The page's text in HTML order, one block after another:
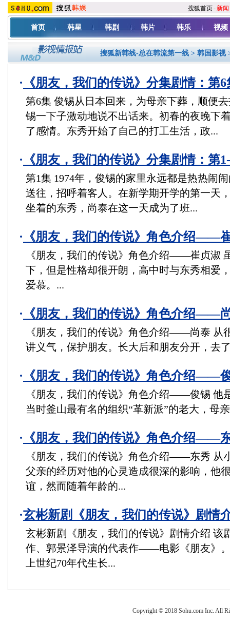
搜狐首页-新闻
首页 韩星 韩剧 韩片 韩乐 视频
搜狐新韩线-总在韩流第一线 > 韩国影视
· 《朋友，我们的传说》分集剧情：第
第6集 俊锡从日本回来，为母亲下葬，顺便
锡一下子激动地说不出话来。初春的夜晚下
了感情。东秀开始了自己的打工生活，政...
· 《朋友，我们的传说》分集剧情：第
第1集 1974年，俊锡的家里永远都是热热闹
送往，招呼着客人。在新学期开学的第一天
坐着的东秀，尚泰在这一天成为了班...
· 《朋友，我们的传说》角色介绍——
《朋友，我们的传说》角色介绍——崔贞淑
下，但是性格却很开朗，高中时与东秀相爱
爱慕。...
· 《朋友，我们的传说》角色介绍——
《朋友，我们的传说》角色介绍——尚泰 从
讲义气，保护朋友。长大后和朋友分开，去
· 《朋友，我们的传说》角色介绍——
《朋友，我们的传说》角色介绍——俊锡 他
当时釜山最有名的组织“革新派”的老大，母
· 《朋友，我们的传说》角色介绍——
《朋友，我们的传说》角色介绍——东秀 从
父亲的经历对他的心灵造成很深的影响，他
谊，然而随着年龄的...
·玄彬新剧《朋友，我们的传说》剧情
玄彬新剧《朋友，我们的传说》剧情介绍 该
作、郭景泽导演的代表作——电影《朋友》
上世纪70年代生长...
Copyright © 2018 Sohu.com Inc. All